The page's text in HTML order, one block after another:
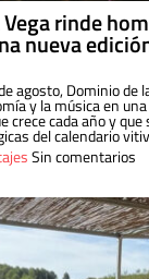
rinde
nueva
agosto, Dominio de
y la música en
crece cada año y
del calendario
Sin comentarios